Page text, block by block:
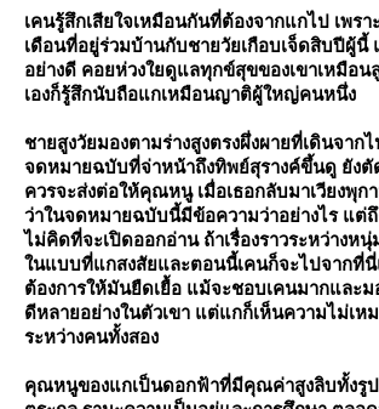
เคนรู้สึกเสียใจเหมือนกันที่ต้องจากแกไป เพร
เดือนที่อยู่ร่วมบ้านกับชายวัยเกือบเจ็ดสิบปีผู้นี้
อย่างดี คอยห่วงใยดูแลทุกข์สุขของเขาเหมือน
เองก็รู้สึกนับถือแกเหมือนญาติผู้ใหญ่คนหนึ่ง
ชายสูงวัยมองตามร่างสูงตรงผึ่งผายที่เดินจาก
จดหมายฉบับที่จ่าหน้าถึงทิพย์สุรางค์ขึ้นดู ยังตั
ควรจะส่งต่อให้คุณหนู เมื่อเธอกลับมาเวียงพุก
ว่าในจดหมายฉบับนี้มีข้อความว่าอย่างไร แต่ถึ
ไม่คิดที่จะเปิดออกอ่าน ถ้าเรื่องราวระหว่างหนุ่
นแบบที่แกสงสัยและตอนนี้เคนก็จะไปจากที่
ต้องการให้มันยืดเยื้อ แม้จะชอบเคนมากและ
ดีหลายอย่างในตัวเขา แต่แกก็เห็นความไม่เห
ระหว่างคนทั้งสอง
คุณหนูของแกเป็นดอกฟ้าที่มีคุณค่าสูงลิบทั้งรูป